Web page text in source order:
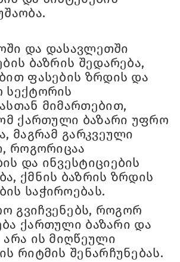
და დასავლეთში
ბაზრის შედარება,
ფასების ზრდის და
სექტორის
მიმართებით,
ქართული ბაზარი უფრო
მაგრამ გარკვეული
როგორიცაა
და ინვესტიციების
ქმნის ბაზრის ზრდის
საჭიროებას.
გვიჩვენებს, როგორ
ქართული ბაზარი და
ის მიღწეული
რიტმის შენარჩუნებას.